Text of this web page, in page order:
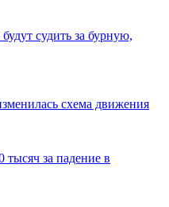
судить за бурную,
схема движения
тысяч за падение в